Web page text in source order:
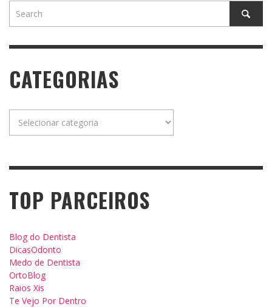
CATEGORIAS
TOP PARCEIROS
Blog do Dentista
DicasOdonto
Medo de Dentista
OrtoBlog
Raios Xis
Te Vejo Por Dentro